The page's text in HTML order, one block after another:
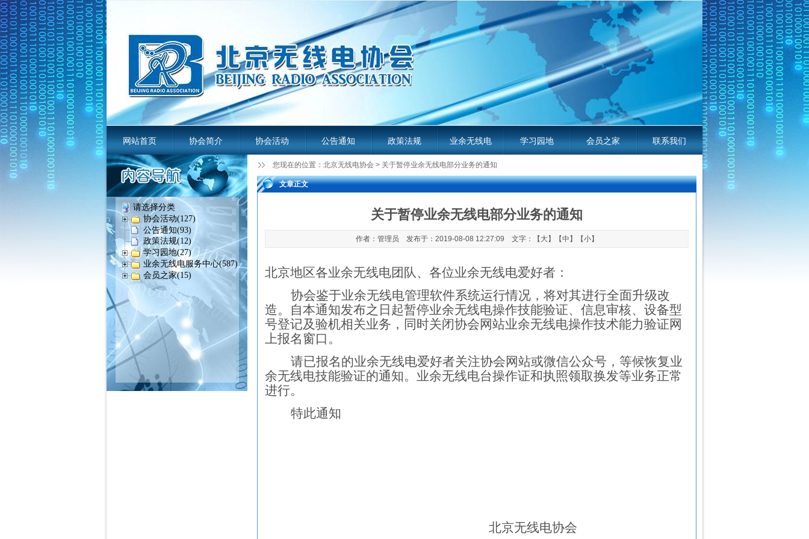
网站首页 协会简介 协会活动 公告通知 政策法规 业余无线电 学习园地 会员之家 联系我们
业余无线电服务平台 业余无线电平台服务指南
您现在的位置： 北京无线电协会 > 关于暂停业余无线电部分业务的通知
请选择分类
协会活动(127)
公告通知(93)
政策法规(12)
学习园地(27)
业余无线电服务中心(587)
会员之家(15)
文章正文
关于暂停业余无线电部分业务的通知
作者：管理员 发布于：2019-08-08 12:27:09 文字：【 大】【中 】【小】
北京地区各业余无线电团队、各位业余无线电爱好者：
协会鉴于业余无线电管理软件系统运行情况，将对其进行全面升级改
造。
自本通知发布之日起暂停业余无线电操作技能验证、信息审核、 设备型
号登记及验机相关业务，同时关闭协会网站业余无线电操作技术能力验证网
上报名窗口。
请已报名的业余无线电爱好者关注协会网站或微信公众号，等候恢复业
余无线电技能验证的通知。业余无线电台操作证和执照领取换发等业务正常
进行。
特此通知
北京无线电协会